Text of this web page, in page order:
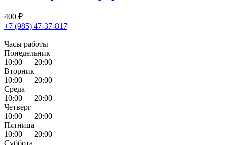
400 ₽
+7 (985) 47-37-817
Часы работы
Понедельник
10:00 — 20:00
Вторник
10:00 — 20:00
Среда
10:00 — 20:00
Четверг
10:00 — 20:00
Пятница
10:00 — 20:00
Суббота